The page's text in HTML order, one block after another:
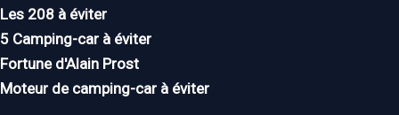
Les 208 à éviter
5 Camping-car à éviter
Fortune d'Alain Prost
Moteur de camping-car à éviter